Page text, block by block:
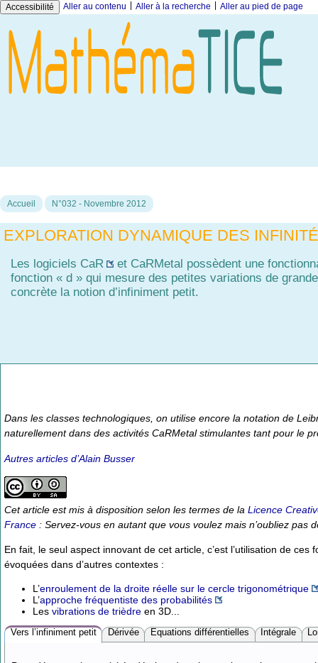
Accessibilité Aller au contenu Aller à la recherche Aller au pied de page
Accueil N°032 - Novembre 2012
EXPLORATION DYNAMIQUE DES
Les logiciels CaR et CaRMetal possèdent une
fonction « d » qui mesure des petites variations de
concrète la notion d’infiniment petit.
Dans les classes technologiques, on utilise encore la notation de
naturellement dans des activités CaRMetal stimulantes tant pour le
Autres articles d’Alain Busser
Cet article est mis à disposition selon les termes de la Licence
France : Servez-vous en autant que vous voulez mais n’oubliez
En fait, le seul aspect innovant de cet article, c’est l’utilisation de
évoquées dans d’autres contextes :
L’enroulement de la droite réelle sur le cercle trigonométrique
L’approche fréquentiste des probabilités
Les vibrations de trièdre en 3D...
Vers l’infiniment petit Dérivée Équations différentielles Intégrale